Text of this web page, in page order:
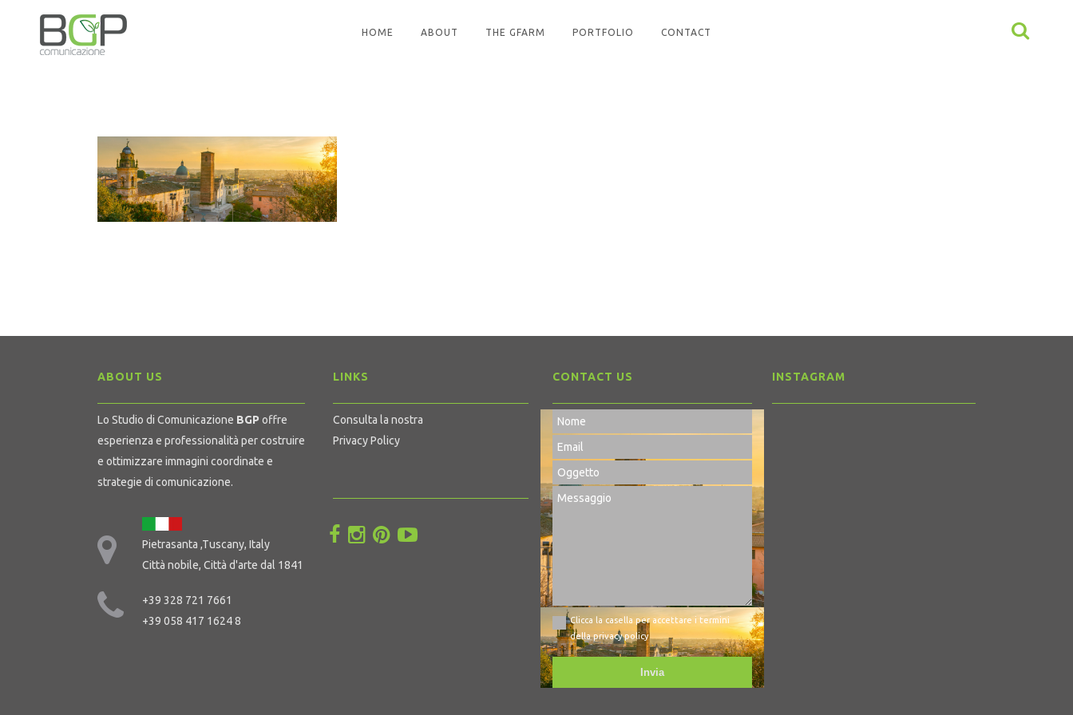
HOME ABOUT THE GFARM PORTFOLIO CONTACT
ABOUT US
Lo Studio di Comunicazione BGP offre
esperienza e professionalità per costruire
e ottimizzare immagini coordinate e
strategie di comunicazione.
Pietrasanta ,Tuscany, Italy
Città nobile, Città d'arte dal 1841
+39 328 721 7661
+39 058 417 1624 8
LINKS
Consulta la nostra
Privacy Policy
CONTACT US
Clicca la casella per accettare i termini
della privacy policy
Invia
INSTAGRAM